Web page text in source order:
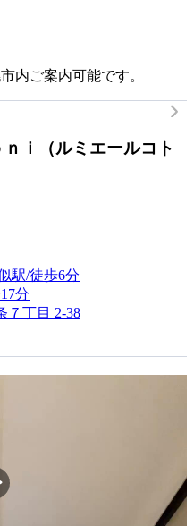
内ご案内可能です。
ｉ（ルミエールコト
駅/徒歩6分
分
７丁目 2-38